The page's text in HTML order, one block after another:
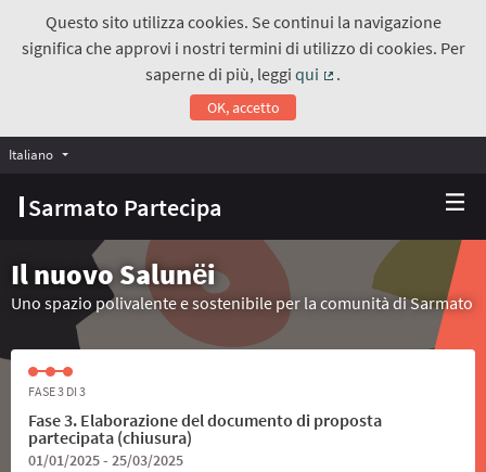
Questo sito utilizza cookies. Se continui la navigazione
significa che approvi i nostri termini di utilizzo di cookies. Per
saperne di più, leggiqui
.
OK, accetto
Sarmato Partecipa
Italiano Choose language
Il nuovo Salunёi
Uno spazio polivalente e sostenibile per la comunità di Sarmato
FASE 3 DI 3
Fase 3. Elaborazione del documento di proposta
partecipata (chiusura)
01/01/2025 - 25/03/2025